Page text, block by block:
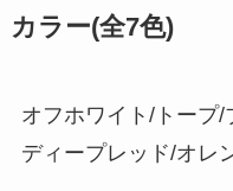
カラー(全7色)
オフホワイト/トープ
ディープレッド/オレ